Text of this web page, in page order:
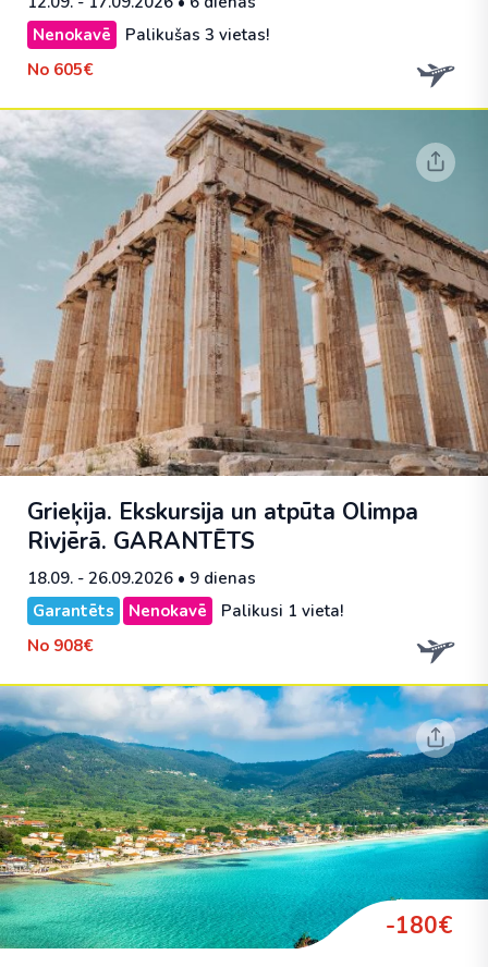
Nenokavē
Palikušas 3 vietas!
No 605€
Grieķija. Ekskursija un atpūta Olimpa
Rivjērā. GARANTĒTS
18.09. - 26.09.2026 • 9 dienas
Garantēts
Nenokavē
Palikusi 1 vieta!
No 908€
-180€